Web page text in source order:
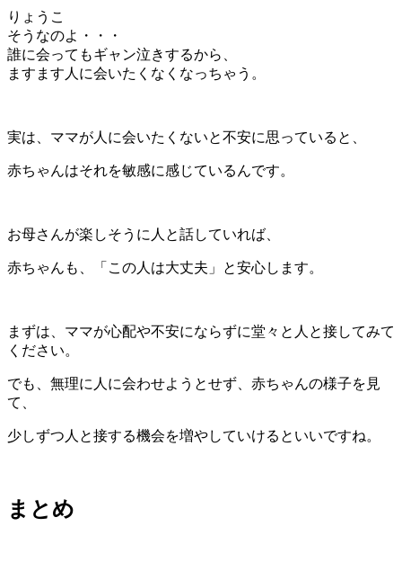
りょうこ
そうなのよ・・・
誰に会ってもギャン泣きするから、
ますます人に会いたくなくなっちゃう。
実は、ママが人に会いたくないと不安に思っていると、
赤ちゃんはそれを敏感に感じているんです。
お母さんが楽しそうに人と話していれば、
赤ちゃんも、「この人は大丈夫」と安心します。
まずは、ママが心配や不安にならずに堂々と人と接してみて
ください。
でも、無理に人に会わせようとせず、赤ちゃんの様子を見
て、
少しずつ人と接する機会を増やしていけるといいですね。
まとめ